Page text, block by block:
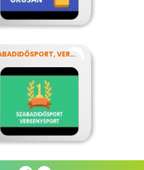
SZABADIDŐSPORT, VERSENYSPORT